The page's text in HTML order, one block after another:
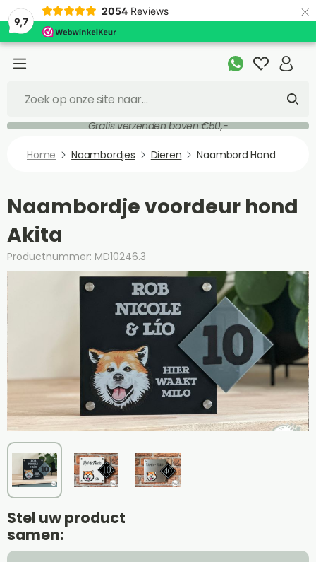
9,7
2054 Reviews ×
Gratis verzenden boven €50,-
Home Naambordjes Dieren Naambord Hond
Naambordje voordeur hond
Akita
Productnummer: MD10246.3
Stel uw product
samen: